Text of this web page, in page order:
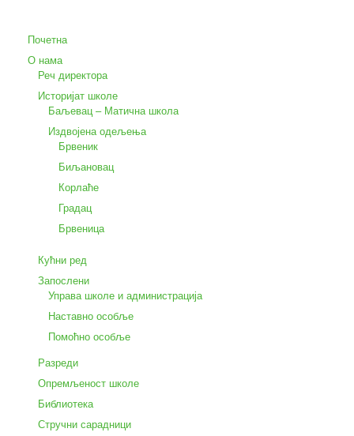
Почетна
О нама
Реч директора
Историјат школе
Баљевац – Матична школа
Издвојена одељења
Брвеник
Биљановац
Корлаће
Градац
Брвеница
Кућни ред
Запослени
Управа школе и администрација
Наставно особље
Помоћно особље
Разреди
Опремљеност школе
Библиотека
Стручни сарадници